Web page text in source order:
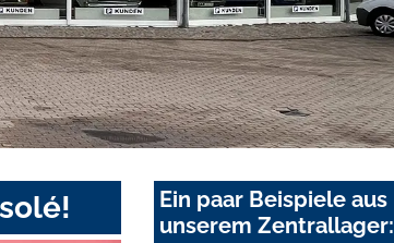
Ein paar Beispiele aus
unserem Zentrallager: